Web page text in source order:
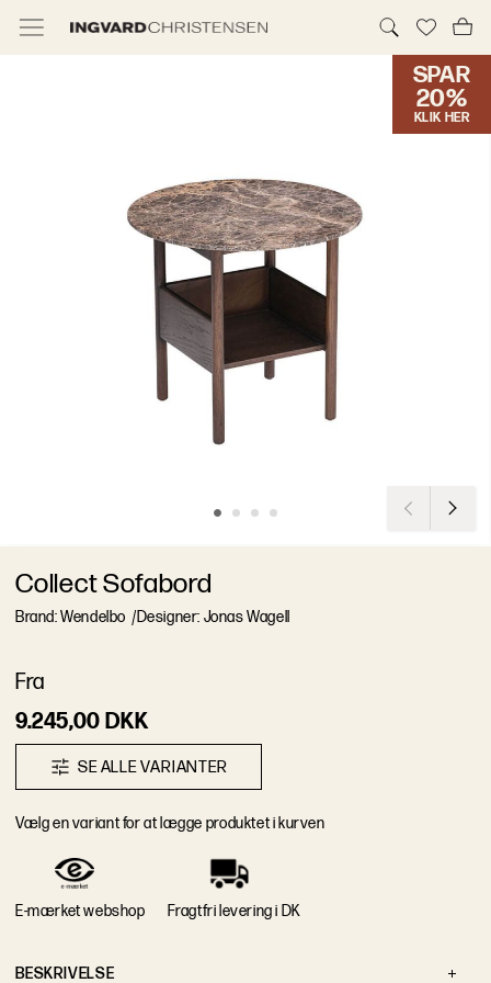
SPAR
20%
KLIK HER
Fra
9.245,00 DKK
Vægenvariantforat ægge produkteti kurven
Collect Sofabord
Brand: Wendelbo /Designer: Jonas Wagell
SEALLEVAR ANTER
E-mærket webshop Fragtfri levering i DK
BESKR VELSE